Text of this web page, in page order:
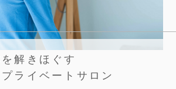
解きほぐす
ライベートサロン